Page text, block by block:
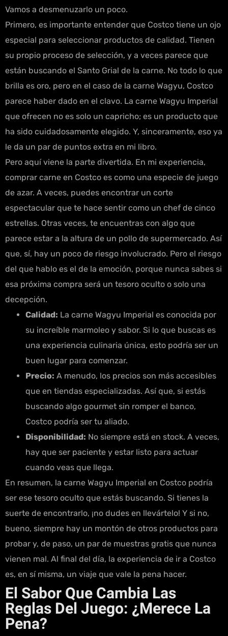
Vamos a desmenuzarlo un poco.
Primero, es importante entender que Costco tiene un ojo
especial para seleccionar productos de calidad. Tienen
su propio proceso de selección, y a veces parece que
están buscando el Santo Grial de la carne. No todo lo que
brilla es oro, pero en el caso de la carne Wagyu, Costco
parece haber dado en el clavo. La carne Wagyu Imperial
que ofrecen no es solo un capricho; es un producto que
ha sido cuidadosamente elegido. Y, sinceramente, eso ya
le da un par de puntos extra en mi libro.
Pero aquí viene la parte divertida. En mi experiencia,
comprar carne en Costco es como una especie de juego
de azar. A veces, puedes encontrar un corte
espectacular que te hace sentir como un chef de cinco
estrellas. Otras veces, te encuentras con algo que
parece estar a la altura de un pollo de supermercado. Así
que, sí, hay un poco de riesgo involucrado. Pero el riesgo
del que hablo es el de la emoción, porque nunca sabes si
esa próxima compra será un tesoro oculto o solo una
decepción.
Calidad: La carne Wagyu Imperial es conocida por
su increíble marmoleo y sabor. Si lo que buscas es
una experiencia culinaria única, esto podría ser un
buen lugar para comenzar.
Precio: A menudo, los precios son más accesibles
que en tiendas especializadas. Así que, si estás
buscando algo gourmet sin romper el banco,
Costco podría ser tu aliado.
Disponibilidad: No siempre está en stock. A veces,
hay que ser paciente y estar listo para actuar
cuando veas que llega.
En resumen, la carne Wagyu Imperial en Costco podría
ser ese tesoro oculto que estás buscando. Si tienes la
suerte de encontrarlo, ¡no dudes en llevártelo! Y si no,
bueno, siempre hay un montón de otros productos para
probar y, de paso, un par de muestras gratis que nunca
vienen mal. Al final del día, la experiencia de ir a Costco
es, en sí misma, un viaje que vale la pena hacer.
El Sabor Que Cambia Las
Reglas Del Juego: ¿Merece La
Pena?